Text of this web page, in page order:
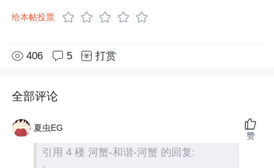
给本帖投票
406 5 打赏
全部评论
夏虫EG
引用 4 楼 河蟹-和谐-河蟹 的回复:
赞